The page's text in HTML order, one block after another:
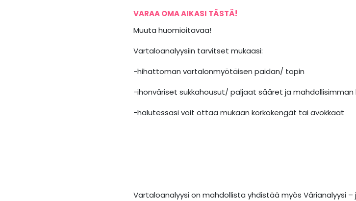
VARAA OMA AIKASI TÄSTÄ!
Muuta huomioitavaa!
Vartaloanalyysiin tarvitset mukaasi:
-hihattoman vartalonmyötäisen paidan/ topin
-ihonväriset sukkahousut/ paljaat sääret ja
-halutessasi voit ottaa mukaan korkokengät tai avokkaat
Vartaloanalyysi on mahdollista yhdistää myös Värianalyysi –